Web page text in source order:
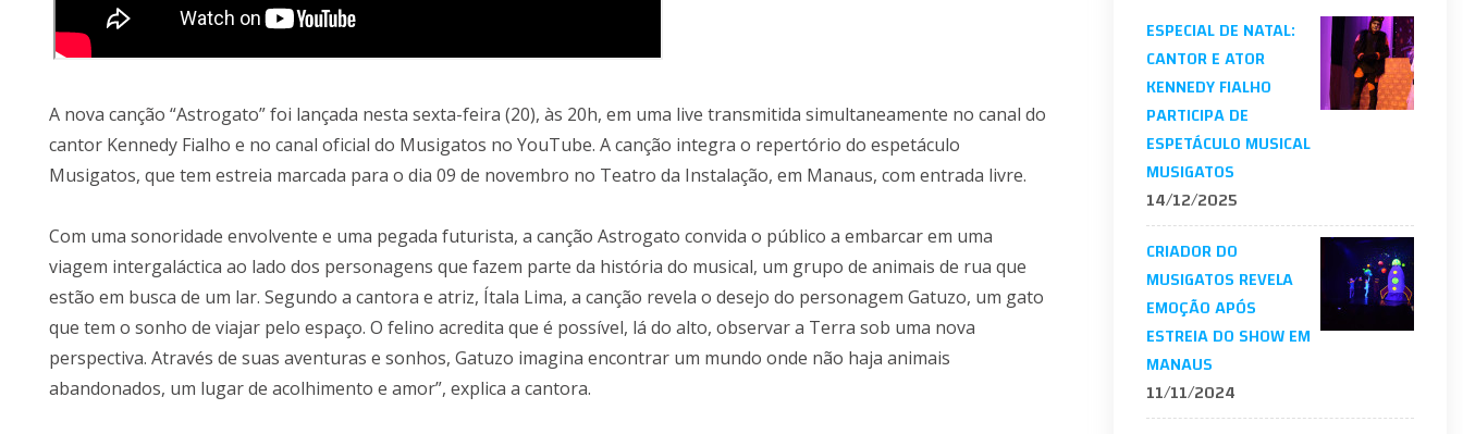
A nova canção “Astrogato” foi lançada nesta sexta-feira (20), às 20h, em uma live transmitida simultaneamente no canal do
cantor Kennedy Fialho e no canal oficial do Musigatos no YouTube. A canção integra o repertório do espetáculo
Musigatos, que tem estreia marcada para o dia 09 de novembro no Teatro da Instalação, em Manaus, com entrada livre.
Com uma sonoridade envolvente e uma pegada futurista, a canção Astrogato convida o público a embarcar em uma
viagem intergaláctica ao lado dos personagens que fazem parte da história do musical, um grupo de animais de rua que
estão em busca de um lar. Segundo a cantora e atriz, Ítala Lima, a canção revela o desejo do personagem Gatuzo, um gato
que tem o sonho de viajar pelo espaço. O felino acredita que é possível, lá do alto, observar a Terra sob uma nova
perspectiva. Através de suas aventuras e sonhos, Gatuzo imagina encontrar um mundo onde não haja animais
abandonados, um lugar de acolhimento e amor”, explica a cantora.
ESPECIAL DE NATAL:
CANTOR E ATOR
KENNEDY FIALHO
PARTICIPA DE
ESPETÁCULO MUSICAL
MUSIGATOS
14/12/2025
CRIADOR DO
MUSIGATOS REVELA
EMOÇÃO APÓS
ESTREIA DO SHOW EM
MANAUS
11/11/2024